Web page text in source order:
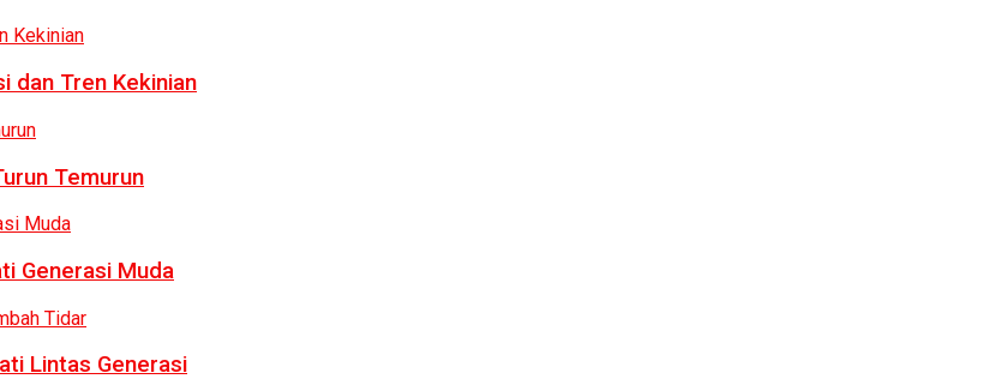
dan Tren Kekinian
Temurun
Generasi Muda
Lintas Generasi